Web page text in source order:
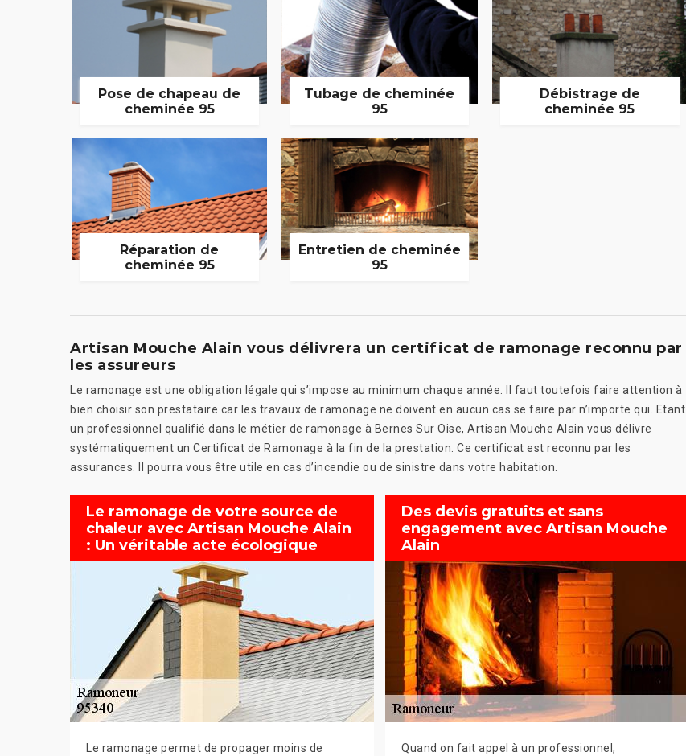
Pose de chapeau de
cheminée 95
Tubage de cheminée
95
Débistrage de
cheminée 95
Réparation de
cheminée 95
Entretien de cheminée
95
Artisan Mouche Alain vous délivrera un certificat de ramonage reconnu par
les assureurs
Le ramonage est une obligation légale qui s’impose au minimum chaque année. Il faut toutefois faire attention à
bien choisir son prestataire car les travaux de ramonage ne doivent en aucun cas se faire par n’importe qui. Etant
un professionnel qualifié dans le métier de ramonage à Bernes Sur Oise, Artisan Mouche Alain vous délivre
systématiquement un Certificat de Ramonage à la fin de la prestation. Ce certificat est reconnu par les
assurances. Il pourra vous être utile en cas d’incendie ou de sinistre dans votre habitation.
Le ramonage de votre source de
chaleur avec Artisan Mouche Alain
: Un véritable acte écologique
Le ramonage permet de propager moins de
Des devis gratuits et sans
engagement avec Artisan Mouche
Alain
Quand on fait appel à un professionnel,